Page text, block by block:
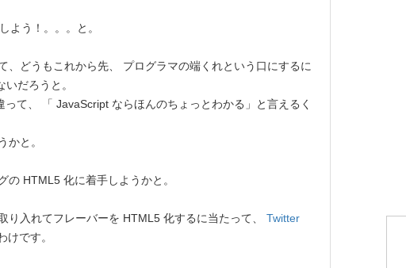
よう！。。。と。
どうもこれから先、 プログラマの端くれという口にするに
だろうと。
て、 「 JavaScript ならほんのちょっとわかる」と言えるく
かと。
HTML5 化に着手しようかと。
入れてフレーバーを HTML5 化するに当たって、 Twitter
けです。